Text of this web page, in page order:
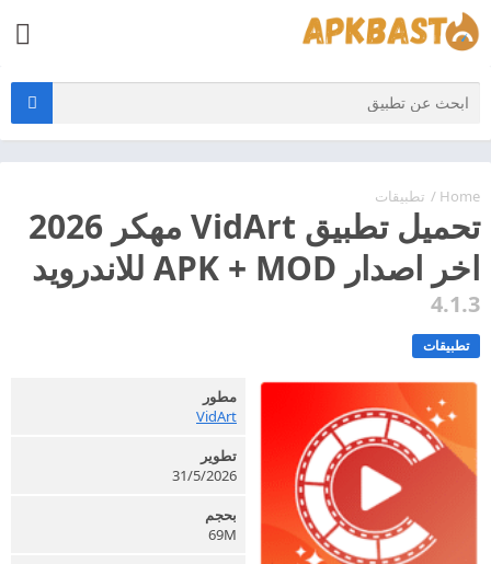
Home
/ تطبيقات
تحميل تطبيق VidArt مهكر 2026
اخر اصدار APK + MOD للاندرويد
4.1.3
تطبيقات
مطور
VidArt
تطوير
31/5/2026
بحجم
69M